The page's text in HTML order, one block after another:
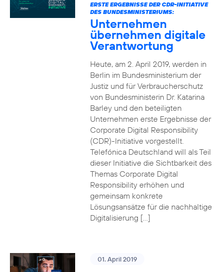
ERSTE ERGEBNISSE DER CDR-INITIATIVE
DES BUNDESMINISTERIUMS:
Unternehmen
übernehmen digitale
Verantwortung
Heute, am 2. April 2019, werden in
Berlin im Bundesministerium der
Justiz und für Verbraucherschutz
von Bundesministerin Dr. Katarina
Barley und den beteiligten
Unternehmen erste Ergebnisse der
Corporate Digital Responsibility
(CDR)-Initiative vorgestellt.
Telefónica Deutschland will als Teil
dieser Initiative die Sichtbarkeit des
Themas Corporate Digital
Responsibility erhöhen und
gemeinsam konkrete
Lösungsansätze für die nachhaltige
Digitalisierung […]
01. April 2019